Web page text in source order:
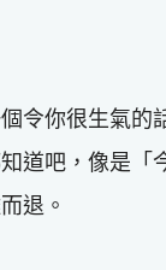
令你很生氣的
道吧，像是「
退。